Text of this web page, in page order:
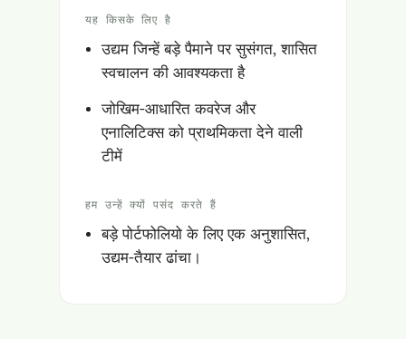
यह किसके लिए है
उद्यम जिन्हें बड़े पैमाने पर सुसंगत, शासित
स्वचालन की आवश्यकता है
जोखिम-आधारित कवरेज और
एनालिटिक्स को प्राथमिकता देने वाली
टीमें
हम उन्हें क्यों पसंद करते हैं
बड़े पोर्टफोलियो के लिए एक अनुशासित,
उद्यम-तैयार ढांचा।